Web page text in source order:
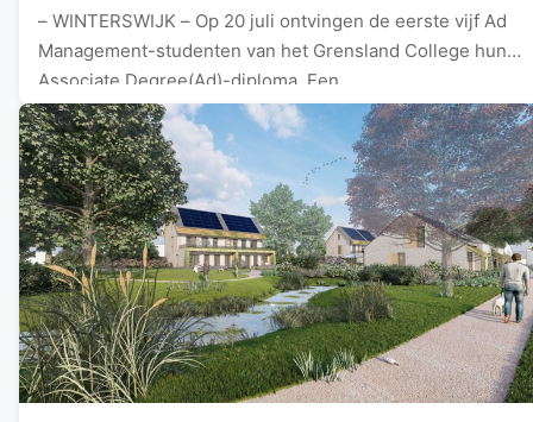
– WINTERSWIJK – Op 20 juli ontvingen de eerste vijf Ad
Management-studenten van het Grensland College hun
Associate Degree(Ad)-diploma. Een…